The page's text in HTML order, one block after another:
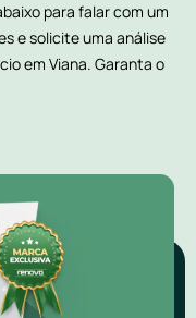
para falar com um
e solicite uma análise
em Viana. Garanta o